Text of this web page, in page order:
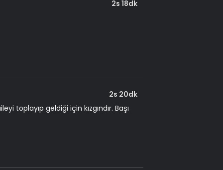
2s 18dk
2s 20dk
geldiği için kızgındır. Başı